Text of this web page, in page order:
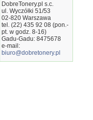
DobreTonery.pl s.c.
ul. Wyczółki 51/53
02-820 Warszawa
tel. (22) 435 92 08 (pon.-
pt. w godz. 8-16)
Gadu-Gadu: 8475678
e-mail:
biuro@dobretonery.pl